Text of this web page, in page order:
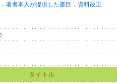
． 著者本人が提供した書目 ． 資料改正
タイトル